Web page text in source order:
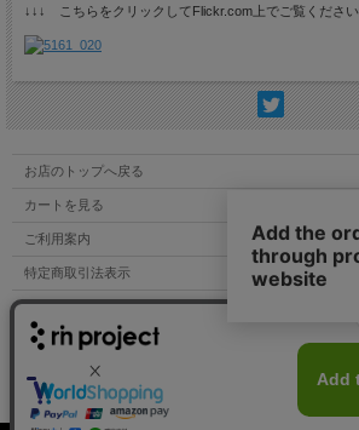
↓↓↓ こちらをクリックしてFlickr.com上でご覧ください
お店のトップへ戻る
カートを見る
ご利用案内
特定商取引法表示
個人情報の取扱い
サイトマップ
お問い合わせ